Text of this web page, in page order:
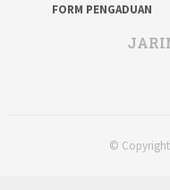
FORM PENGADUAN
© Copyright